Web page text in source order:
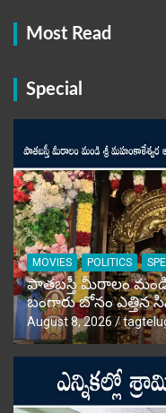
Most Read
Special
MOVIES POLITICS
పాతబస్తీ మీరాలం
బంగారు బోనం ఎత్తిన
August 8, 2026